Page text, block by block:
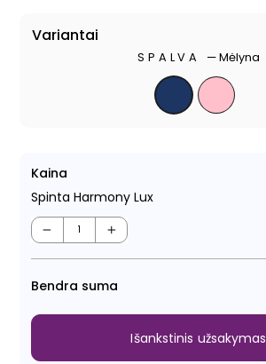
Variantai
SPALVA —Mėlyna
Kaina
Spinta Harmony Lux
− +
Bendra suma
Išankstinis užsakymas